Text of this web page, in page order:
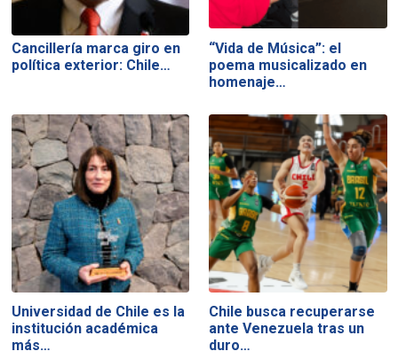
Cancillería marca giro en
política exterior: Chile…
“Vida de Música”: el
poema musicalizado en
homenaje…
Universidad de Chile es la
institución académica
más…
Chile busca recuperarse
ante Venezuela tras un
duro…